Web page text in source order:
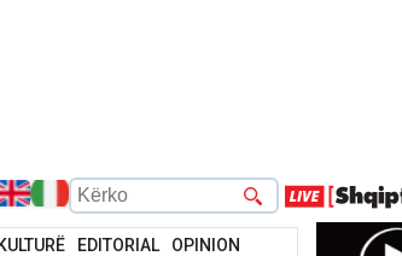
KULTURË EDITORIAL OPINION